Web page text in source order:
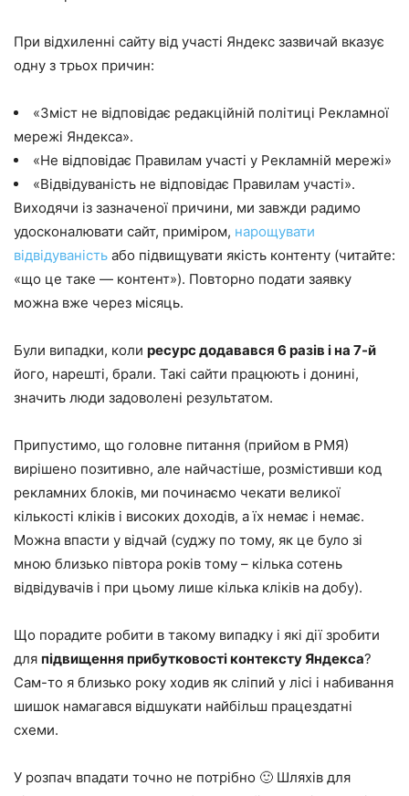
При відхиленні сайту від участі Яндекс зазвичай вказує
одну з трьох причин:
«Зміст не відповідає редакційній політиці Рекламної
мережі Яндекса».
«Не відповідає Правилам участі у Рекламній мережі»
«Відвідуваність не відповідає Правилам участі».
Виходячи із зазначеної причини, ми завжди радимо
удосконалювати сайт, приміром, нарощувати
відвідуваність або підвищувати якість контенту (читайте:
«що це таке — контент»). Повторно подати заявку
можна вже через місяць.
Були випадки, коли ресурс додавався 6 разів і на 7-й
його, нарешті, брали. Такі сайти працюють і донині,
значить люди задоволені результатом.
Припустимо, що головне питання (прийом в РМЯ)
вирішено позитивно, але найчастіше, розмістивши код
рекламних блоків, ми починаємо чекати великої
кількості кліків і високих доходів, а їх немає і немає.
Можна впасти у відчай (суджу по тому, як це було зі
мною близько півтора років тому – кілька сотень
відвідувачів і при цьому лише кілька кліків на добу).
Що порадите робити в такому випадку і які дії зробити
для підвищення прибутковості контексту Яндекса?
Сам-то я близько року ходив як сліпий у лісі і набивання
шишок намагався відшукати найбільш працездатні
схеми.
У розпач впадати точно не потрібно 🙂 Шляхів для